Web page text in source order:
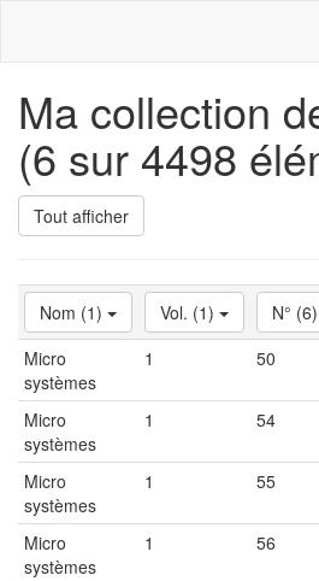
Ma collection
(6 sur 4498
Tout afficher
Nom (1) Vol. (1) N° (6)
Micro
systèmes
1 50
Micro
systèmes
1 54
Micro
systèmes
1 55
Micro
systèmes
1 56